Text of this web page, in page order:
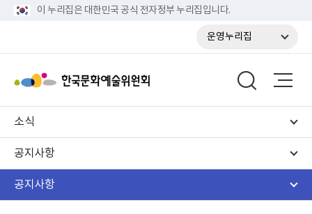
이 누리집은 대한민국 공식 전자정부 누리집입니다.
운영누리집
소식
공지사항
공지사항